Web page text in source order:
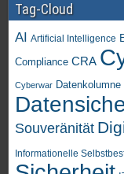
Tag-Cloud
AI Artificial Intelligence
Compliance CRA
Cyberwar Datenkolumne
Souveränität
Informationelle